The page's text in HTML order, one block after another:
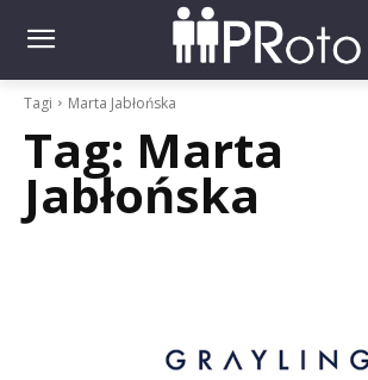
Tagi Marta Jabłońska
Tag: Marta
Jabłońska